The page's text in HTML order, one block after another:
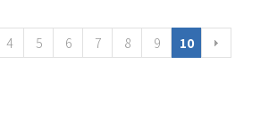
4 5 6 7 8 9 10